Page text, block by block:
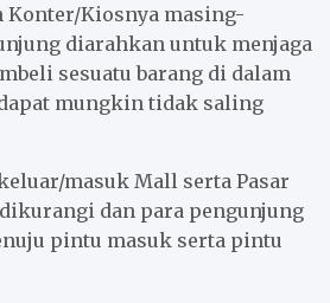
Konter/Kiosnya masing-
diarahkan untuk menjaga
sesuatu barang di dalam
mungkin tidak saling
masuk Mall serta Pasar
dan para pengunjung
pintu masuk serta pintu